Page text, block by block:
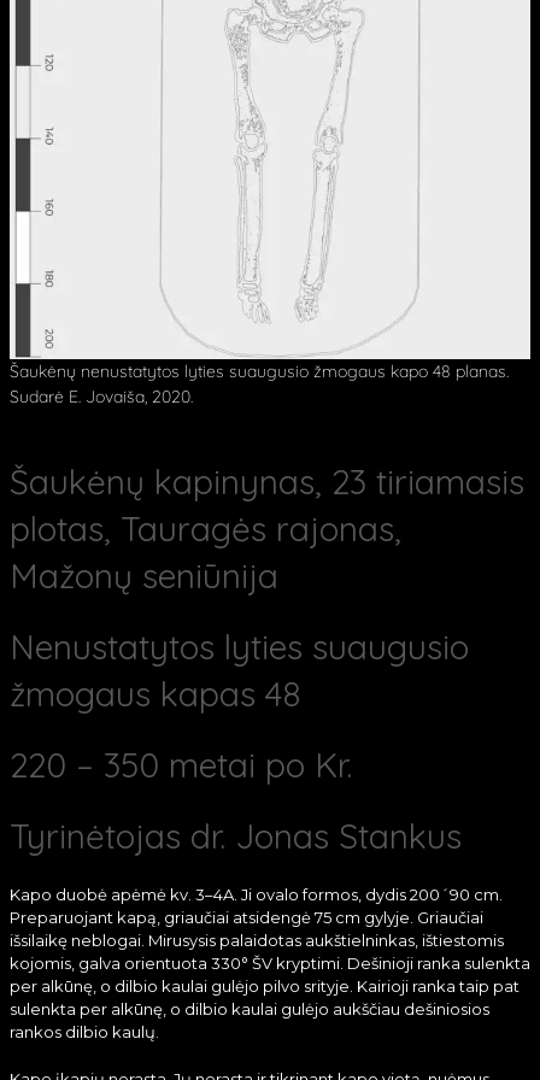
Šaukėnų nenustatytos lyties suaugusio žmogaus kapo 48 planas.
Sudarė E. Jovaiša, 2020.
Šaukėnų kapinynas, 23 tiriamasis
plotas, Tauragės rajonas,
Mažonų seniūnija
Nenustatytos lyties suaugusio
žmogaus kapas 48
220 – 350 metai po Kr.
Tyrinėtojas dr. Jonas Stankus
Kapo duobė apėmė kv. 3–4A. Ji ovalo formos, dydis 200´90 cm.
Preparuojant kapą, griaučiai atsidengė 75 cm gylyje. Griaučiai
išsilaikę neblogai. Mirusysis palaidotas aukštielninkas, ištiestomis
kojomis, galva orientuota 330° ŠV kryptimi. Dešinioji ranka sulenkta
per alkūnę, o dilbio kaulai gulėjo pilvo srityje. Kairioji ranka taip pat
sulenkta per alkūnę, o dilbio kaulai gulėjo aukščiau dešiniosios
rankos dilbio kaulų.